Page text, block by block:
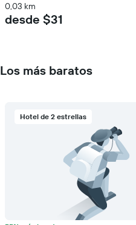
0,03 km
desde $31
Los más baratos
Hotel de 2 estrellas